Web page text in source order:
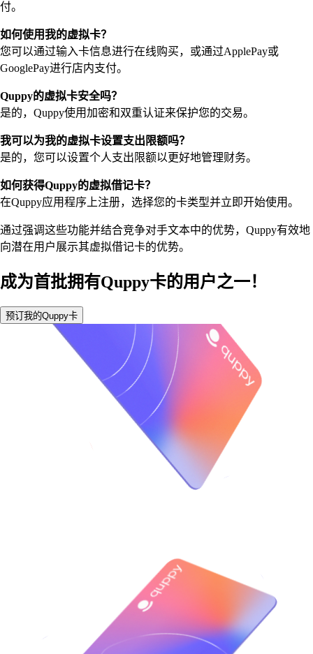
付。
如何使用我的虚拟卡？
您可以通过输入卡信息进行在线购买，或通过ApplePay或
GooglePay进行店内支付。
Quppy的虚拟卡安全吗？
是的，Quppy使用加密和双重认证来保护您的交易。
我可以为我的虚拟卡设置支出限额吗？
是的，您可以设置个人支出限额以更好地管理财务。
如何获得Quppy的虚拟借记卡？
在Quppy应用程序上注册，选择您的卡类型并立即开始使用。
通过强调这些功能并结合竞争对手文本中的优势，Quppy有效地
向潜在用户展示其虚拟借记卡的优势。
成为首批拥有Quppy卡的用户之一！
预订我的Quppy卡